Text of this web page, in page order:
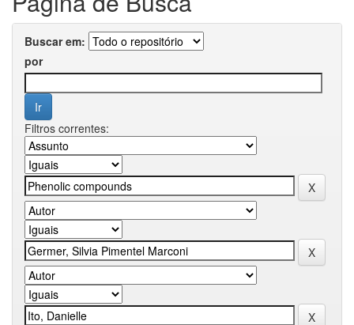
Buscar em:
por
Filtros correntes: